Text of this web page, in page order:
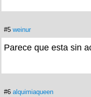
#5 weinur
Parece que esta sin
#6 alquimiaqueen